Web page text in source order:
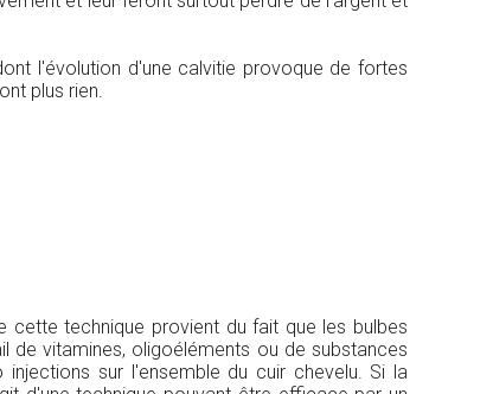
l'évolution d'une calvitie provoque de fortes
plus rien.
cette technique provient du fait que les bulbes
de vitamines, oligoéléments ou de substances
sur l'ensemble du cuir chevelu. Si la